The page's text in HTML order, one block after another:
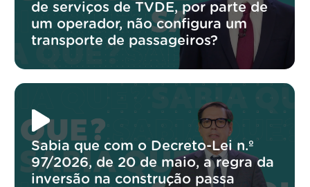
de serviços de TVDE, por parte de
um operador, não configura um
transporte de passageiros?
Sabia que com o Decreto-Lei n.º
97/2026, de 20 de maio, a regra da
inversão na construção passa